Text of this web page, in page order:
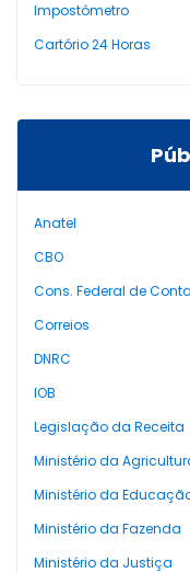
Impostômetro
Cartório 24 Horas
Anatel
CBO
Cons. Federal de
Correios
DNRC
IOB
Legislação da Receita
Ministério da
Ministério da
Ministério da Fazenda
Ministério da Justiça